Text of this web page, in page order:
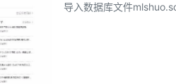
导入数据库文件